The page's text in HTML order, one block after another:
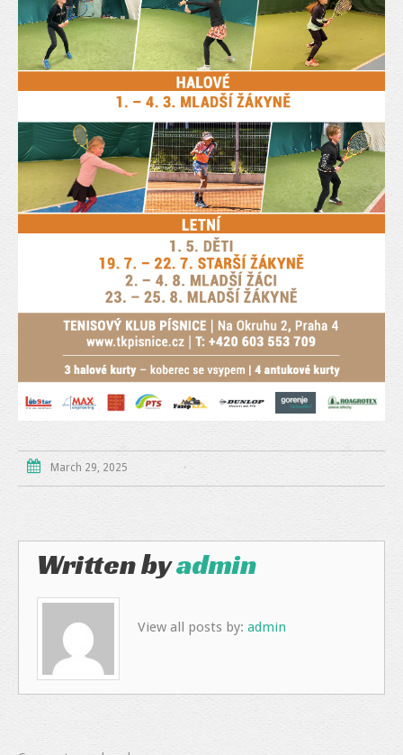
March 29, 2025
Written byadmin
View all posts by: admin